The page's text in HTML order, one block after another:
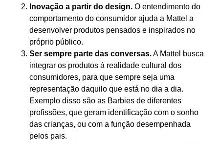
Inovação a partir do design. O entendimento do
comportamento do consumidor ajuda a Mattel a
desenvolver produtos pensados e inspirados no
próprio público.
Ser sempre parte das conversas.A Mattel busca
integrar os produtos à realidade cultural dos
consumidores, para que sempre seja uma
representação daquilo que está no dia a dia.
Exemplo disso são as Barbies de diferentes
profissões, que geram identificação com o sonho
das crianças, ou com a função desempenhada
pelos pais.